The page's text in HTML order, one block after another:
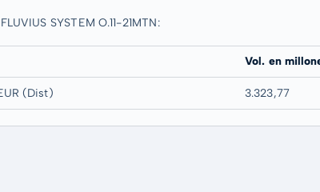
SYSTEM O.11-21MTN:
Vol. en
(Dist) 3.323,77